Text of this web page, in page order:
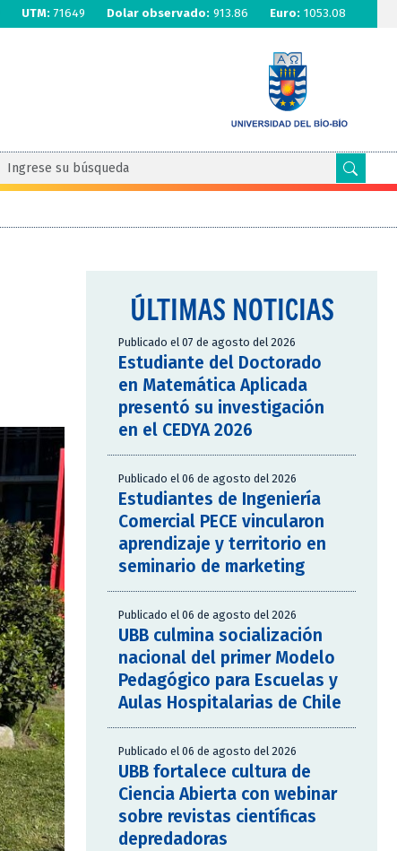
UTM: 71649 Dolar observado: 913.86 Euro: 1053.08
ÚLTIMAS NOTICIAS
Publicado el 07 de agosto del 2026
Estudiante del Doctorado
en Matemática Aplicada
presentó su investigación
en el CEDYA 2026
Publicado el 06 de agosto del 2026
Estudiantes de Ingeniería
Comercial PECE vincularon
aprendizaje y territorio en
seminario de marketing
Publicado el 06 de agosto del 2026
UBB culmina socialización
nacional del primer Modelo
Pedagógico para Escuelas y
Aulas Hospitalarias de Chile
Publicado el 06 de agosto del 2026
UBB fortalece cultura de
Ciencia Abierta con webinar
sobre revistas científicas
depredadoras